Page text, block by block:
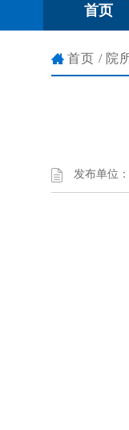
首页
首页 / 院
发布单位